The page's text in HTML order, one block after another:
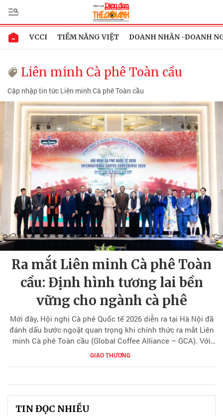
VCCI TIỀM NĂNG VIỆT DOANH NHÂN -DOANH
Liên minh Cà phê Toàn cầu
Cập nhập tin tức Liên minh Cà phê Toàn cầu
Ra mắt Liên minh Cà phê Toàn
cầu: Định hình tương lai bền
vững cho ngành cà phê
Mới đây, Hội nghị Cà phê Quốc tế 2026 diễn ra tại Hà Nội đã
đánh dấu bước ngoặt quan trọng khi chính thức ra mắt Liên
minh Cà phê Toàn cầu (Global Coffee Alliance – GCA). Với
sự tham dự của 19 phái đoàn ngoại giao cùng các tổ chức
GIAO THƯƠNG
TIN ĐỌC NHIỀU